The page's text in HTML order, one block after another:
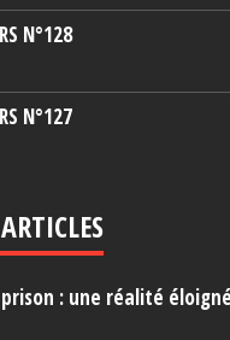
N°128
N°127
prison : une réalité